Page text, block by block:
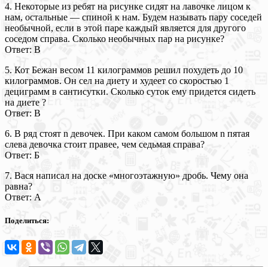
4. Некоторые из ребят на рисунке сидят на лавочке лицом к
нам, остальные — спиной к нам. Будем называть пару соседей
необычной, если в этой паре каждый является для другого
соседом справа. Сколько необычных пар на рисунке?
Ответ: В
5. Кот Бежан весом 11 килограммов решил похудеть до 10
килограммов. Он сел на диету и худеет со скоростью 1
дециграмм в сантисутки. Сколько суток ему придется сидеть
на диете ?
Ответ: В
6. В ряд стоят n девочек. При каком самом большом n пятая
слева девочка стоит правее, чем седьмая справа?
Ответ: Б
7. Вася написал на доске «многоэтажную» дробь. Чему она
равна?
Ответ: А
Поделиться: